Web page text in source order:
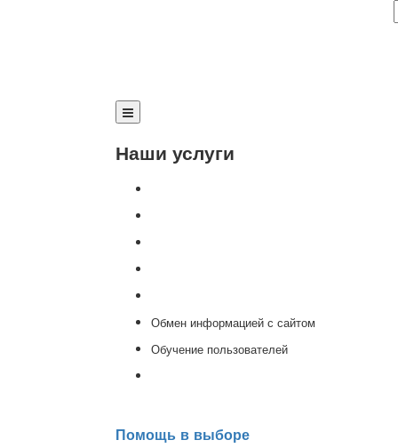
Наши услуги
Обмен информацией с сайтом
Обучение пользователей
Помощь в выборе